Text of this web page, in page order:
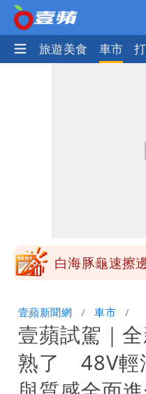
產王 旅遊美食 車市
因！2材質夏
展場上演持槍
北部
白海豚暴風
因
純棉衣物吸汗
因！2材質夏
壹蘋新聞網 車市
壹蘋試駕｜
熟了 48V輕